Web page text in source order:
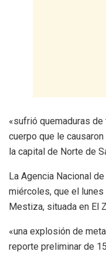
«sufrió quemaduras
cuerpo que le
la capital de Norte de
La Agencia Nacional
miércoles, que el lunes
Mestiza, situada en El
«una explosión de
reporte preliminar de